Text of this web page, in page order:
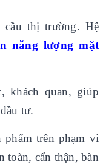
thị trường. Hệ
năng lượng mặt
khách quan, giúp
tư.
phẩm trên phạm vi
toàn, cẩn thận, bàn